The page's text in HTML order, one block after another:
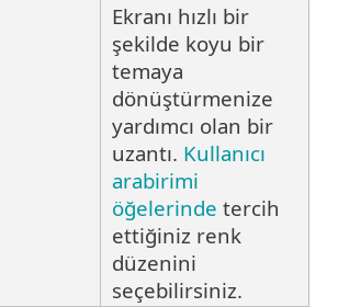
Ekranı hızlı bir
şekilde koyu bir
temaya
dönüştürmenize
yardımcı olan bir
uzantı. Kullanıcı
arabirimi
öğelerinde tercih
ettiğiniz renk
düzenini
seçebilirsiniz.